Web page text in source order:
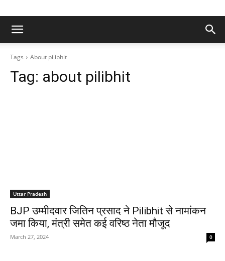
Tags About pilibhit
Tag: about pilibhit
Uttar Pradesh
BJP उम्मीदवार जितिन प्रसाद ने Pilibhit से नामांकन
जमा किया, मंत्री समेत कई वरिष्ठ नेता मौजूद
March 27, 2024 0